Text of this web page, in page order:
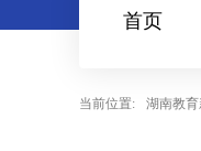
首页
当前位置: 湖南教育